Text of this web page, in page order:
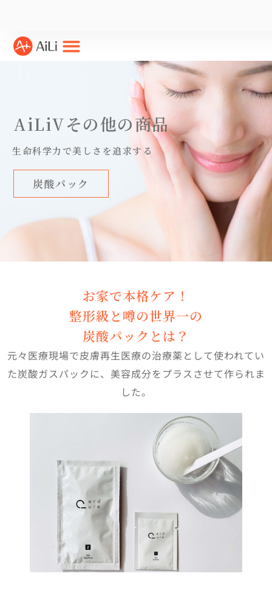
AiLiVその他の商品
生命科学力で美しさを追求する
炭酸パック
お家で本格ケア！
整形級と噂の世界一の
炭酸パックとは？
元々医療現場で皮膚再生医療の治療薬として使われてい
た炭酸ガスパックに、美容成分をプラスさせて作られま
した。